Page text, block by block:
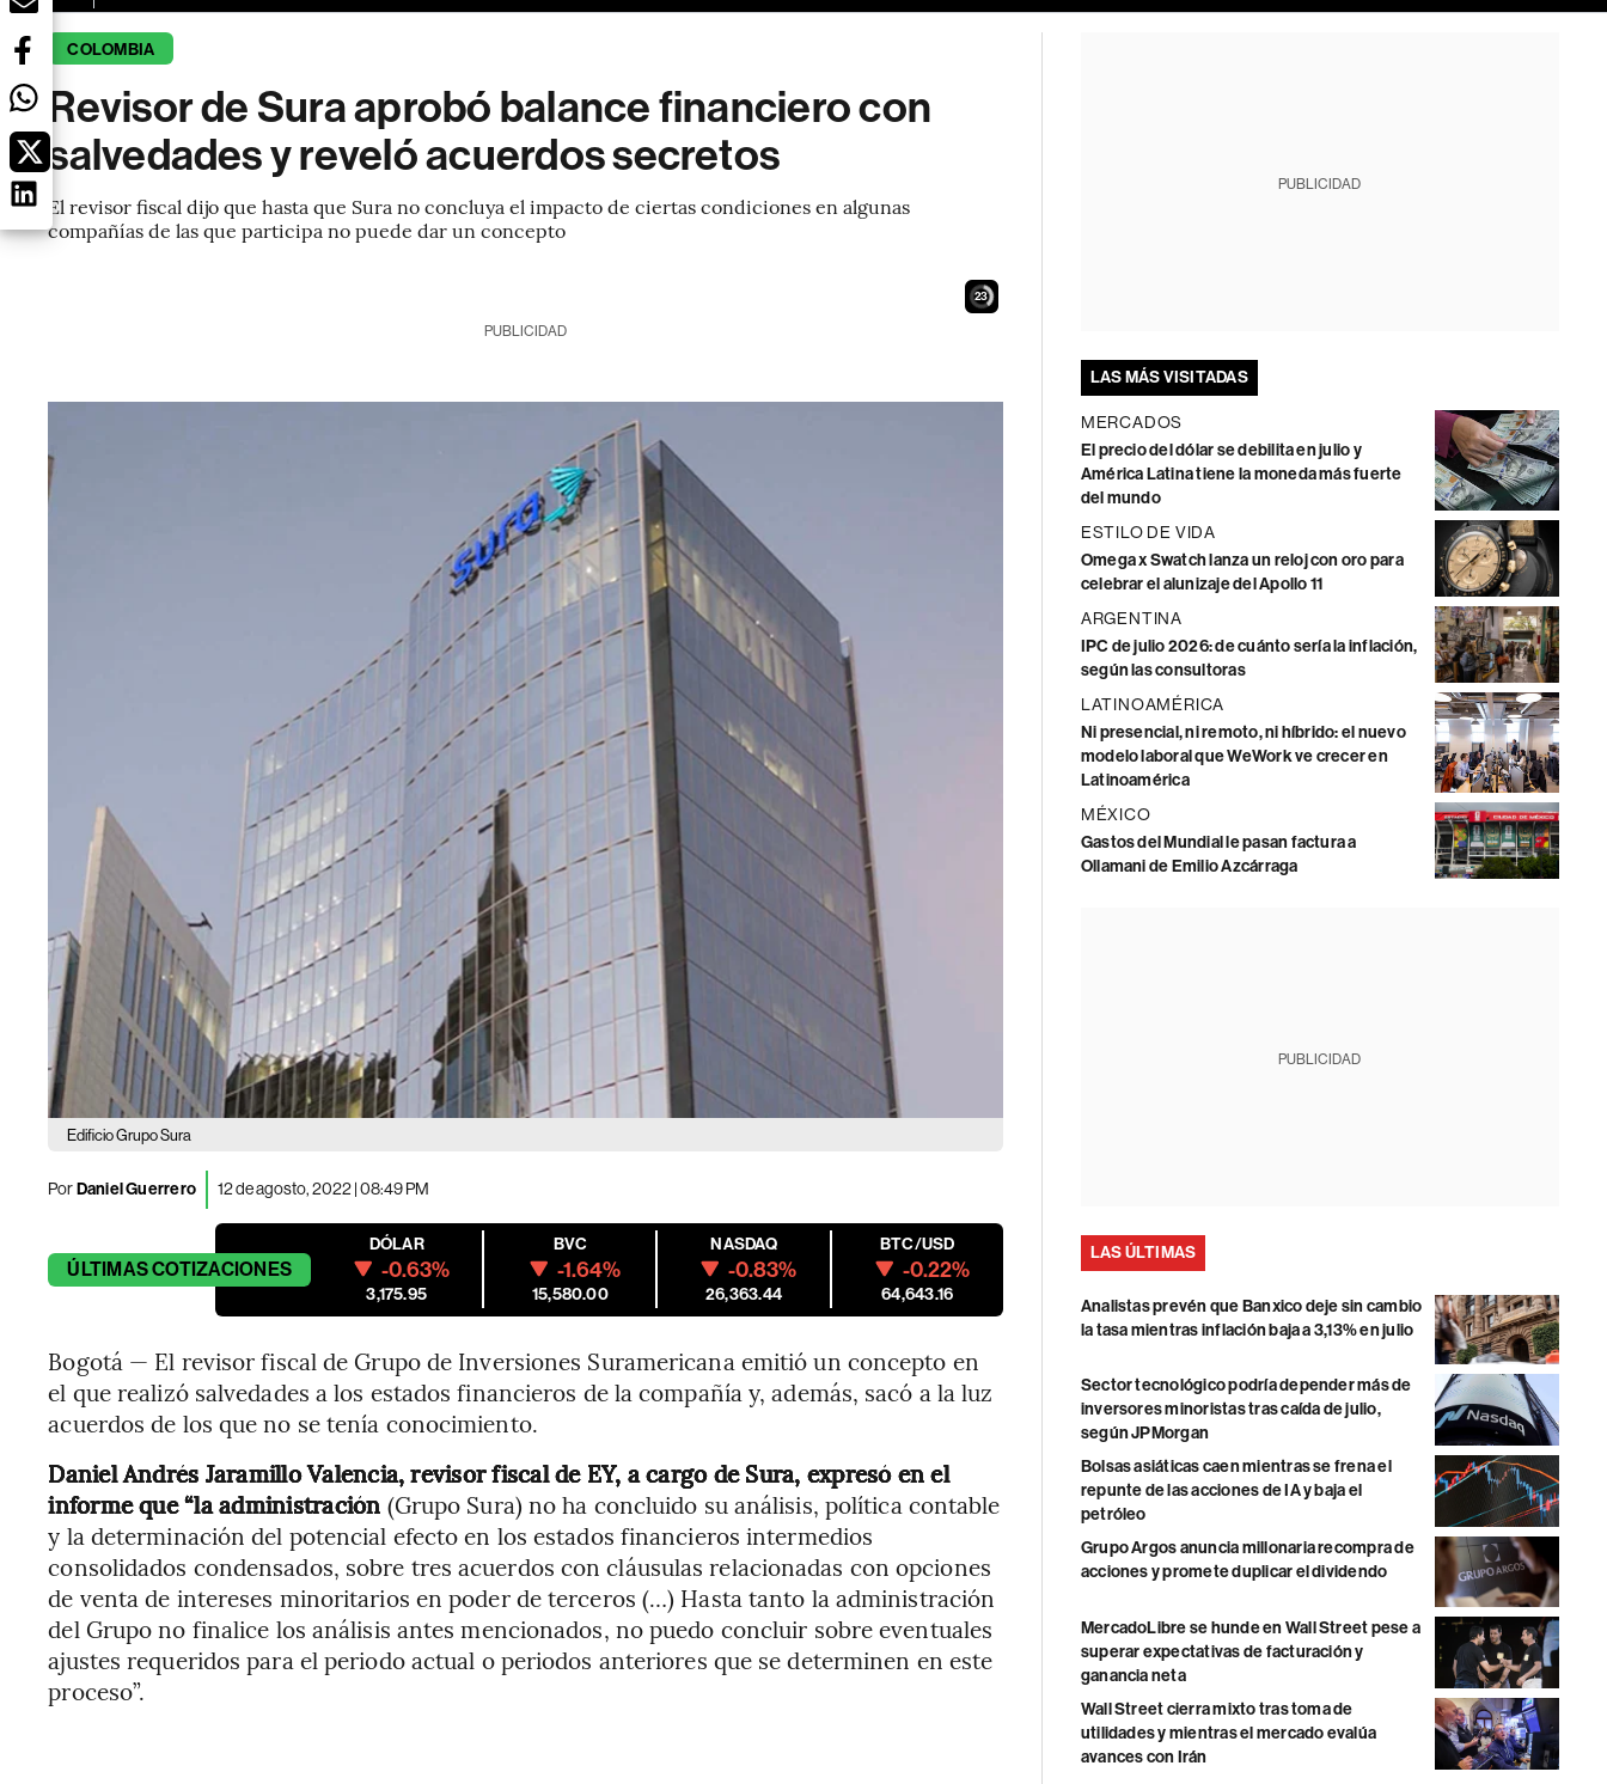
COLOMBIA
Revisor de Sura aprobó balance financiero con
salvedades y reveló acuerdos secretos
El revisor fiscal dijo que hasta que Sura no concluya el impacto de ciertas condiciones en algunas
compañías de las que participa no puede dar un concepto
22
PUBLICIDAD
Edificio Grupo Sura
PorDaniel Guerrero 12 de agosto, 2022 | 08:49 PM
ÚLTIMASCOTIZACIONES
DÓLAR
-0.63%
3,175.95
BVC
-1.64%
15,580.00
NASDAQ
-0.83%
26,363.44
BTC/USD
-0.22%
64,643.16
Bogotá — El revisor fiscal de Grupo de Inversiones Suramericana emitió un concepto en
el que realizó salvedades a los estados financieros de la compañía y, además, sacó a la luz
acuerdos de los que no se tenía conocimiento.
Daniel Andrés Jaramillo Valencia, revisor fiscal de EY, a cargo de Sura, expresó en el
informe que “la administración (Grupo Sura) no ha concluido su análisis, política contable
y la determinación del potencial efecto en los estados financieros intermedios
consolidados condensados, sobre tres acuerdos con cláusulas relacionadas con opciones
de venta de intereses minoritarios en poder de terceros (…) Hasta tanto la administración
del Grupo no finalice los análisis antes mencionados, no puedo concluir sobre eventuales
ajustes requeridos para el periodo actual o periodos anteriores que se determinen en este
proceso”.
PUBLICIDAD
LAS MÁS VISITADAS
MERCADOS
El precio del dólar se debilita en julio y
América Latina tiene la moneda más fuerte
del mundo
ESTILO DE VIDA
Omega x Swatch lanza un reloj con oro para
celebrar el alunizaje del Apollo 11
ARGENTINA
IPC de julio 2026: de cuánto sería la inflación,
según las consultoras
LATINOAMÉRICA
Ni presencial, ni remoto, ni híbrido: el nuevo
modelo laboral que WeWork ve crecer en
Latinoamérica
MÉXICO
Gastos del Mundial le pasan factura a
Ollamani de Emilio Azcárraga
PUBLICIDAD
LAS ÚLTIMAS
Analistas prevén que Banxico deje sin cambio
la tasa mientras inflación baja a 3,13% en julio
Sector tecnológico podría depender más de
inversores minoristas tras caída de julio,
según JPMorgan
Bolsas asiáticas caen mientras se frena el
repunte de las acciones de IA y baja el
petróleo
Grupo Argos anuncia millonaria recompra de
acciones y promete duplicar el dividendo
MercadoLibre se hunde en Wall Street pese a
superar expectativas de facturación y
ganancia neta
Wall Street cierra mixto tras toma de
utilidades y mientras el mercado evalúa
avances con Irán